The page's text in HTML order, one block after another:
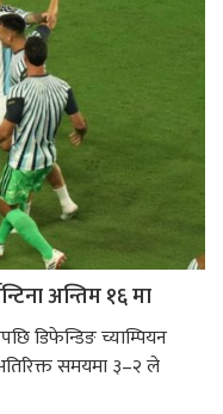
अन्तिम १६ मा
डिफेन्डिङ च्याम्पियन
समयमा ३–२ ले